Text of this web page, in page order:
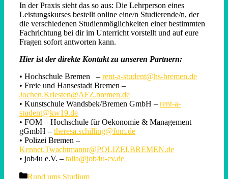
In der Praxis sieht das so aus: Die Lehrperson eines
Leistungskurses bestellt online eine/n Studierende/n, der
die verschiedenen Studienmöglichkeiten einer bestimmten
Fachrichtung bei dir im Unterricht vorstellt und auf eure
Fragen sofort antworten kann.
Hier ist der direkte Kontakt zu unseren Partnern:
• Hochschule Bremen – rent-a-student@hs-bremen.de
• Freie und Hansestadt Bremen –
Jochen.Kriesten@AFZ.bremen.de
• Kunstschule Wandsbek/Bremen GmbH – rent-a-
student@kw19.de
• FOM – Hochschule für Oekonomie & Management
gGmbH – theresa.schilling@fom.de
• Polizei Bremen –
Kennet.Twachtmannr@POLIZEI.BREMEN.de
• job4u e.V. – talia@job4u-ev.de
Categories
Rund ums Studium